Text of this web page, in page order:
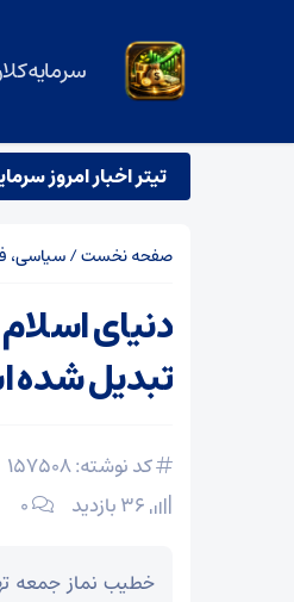
سرمایه
تیتر اخبار امروز
اعتبارات مالی بانک‌ها برای
صفحه نخست/سیاسی،
دنیای
تبدیل
کد نوشته: 157508
۰
خطیب نماز جمعه